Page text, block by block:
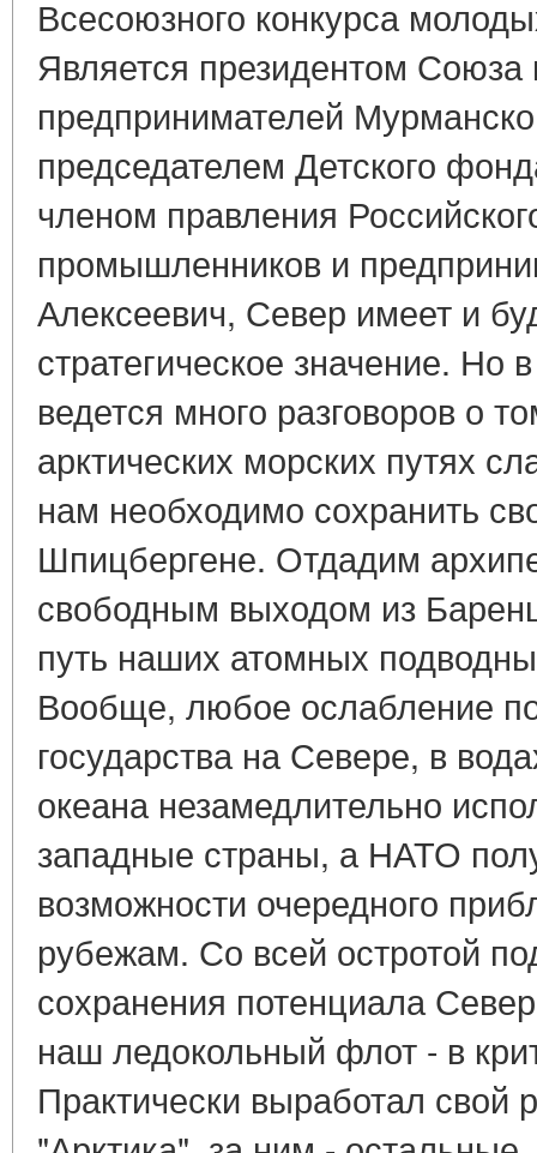
Всесоюзного конкурса
Является президентом
предпринимателей
председателем Детского
членом правления
промышленников и
Алексеевич, Север имеет и
стратегическое значение. Но
ведется много разговоров о
арктических морских путях
нам необходимо сохранить
Шпицбергене. Отдадим
свободным выходом из
путь наших атомных
Вообще, любое ослабление
государства на Севере, в
океана незамедлительно
западные страны, а НАТО
возможности очередного
рубежам. Со всей остротой
сохранения потенциала
наш ледокольный флот - в
Практически выработал свой